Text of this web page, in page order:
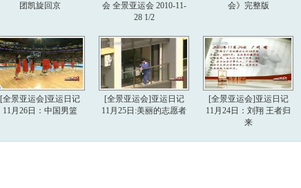
团凯旋回京
会 全景亚运会 2010-11-
28 1/2
会》完整版
[全景亚运会]亚运日记
11月26日：中国男篮
[全景亚运会]亚运日记
11月25日:美丽的志愿者
[全景亚运会]亚运日记
11月24日：刘翔 王者归
来